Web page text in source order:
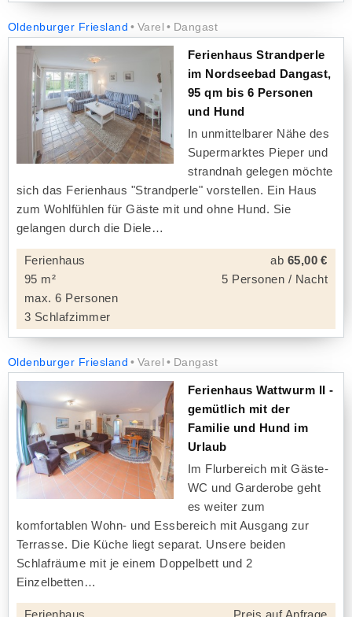
Oldenburger Friesland Varel Dangast
Ferienhaus Strandperle
im Nordseebad Dangast,
95 qm bis 6 Personen
und Hund
In unmittelbarer Nähe des
Supermarktes Pieper und
strandnah gelegen möchte
sich das Ferienhaus "Strandperle" vorstellen. Ein Haus
zum Wohlfühlen für Gäste mit und ohne Hund. Sie
gelangen durch die Diele
Ferienhaus
95 m²
max. 6 Personen
3 Schlafzimmer
ab 65,00 €
5 Personen / Nacht
Oldenburger Friesland Varel Dangast
Ferienhaus Wattwurm II -
gemütlich mit der
Familie und Hund im
Urlaub
Im Flurbereich mit Gäste-
WC und Garderobe geht
es weiter zum
komfortablen Wohn- und Essbereich mit Ausgang zur
Terrasse. Die Küche liegt separat. Unsere beiden
Schlafräume mit je einem Doppelbett und 2
Einzelbetten
Ferienhaus Preis auf Anfrage